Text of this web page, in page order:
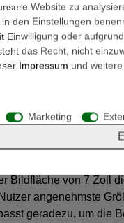
170° Sichtwinkel
aus Nanoglas
(im
x Höhe x Tiefe)
Bildfläche von 7 Zoll
angenehmste
geradezu, um die
Website zu
den Einstellungen
Einwilligung oder
das Recht, nicht
Impressum und
Marketing